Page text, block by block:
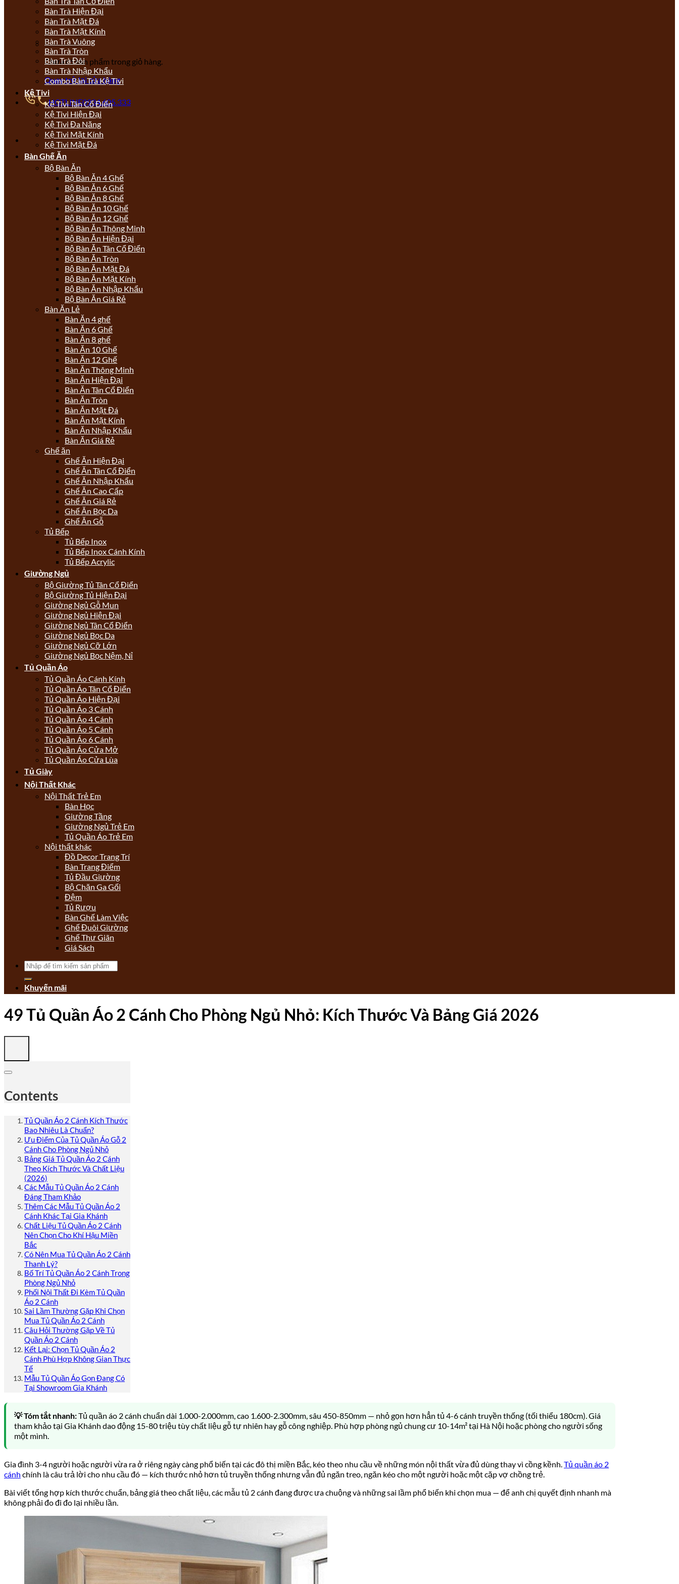
Chưa có sản phẩm trong giỏ hàng.
Quay trở lại cửa hàng
HOTLINE0934.605.333
Bàn Trà Hiện Đại
Bàn Trà Mặt Đá
Bàn Trà Mặt Kính
Bàn Trà Vuông
Bàn Trà Tròn
Bàn Trà Đôi
Bàn Trà Nhập Khẩu
Combo Bàn Trà Kệ Tivi
Kệ Tivi
Kệ Tivi Tân Cổ Điển
Kệ Tivi Hiện Đại
Kệ Tivi Đa Năng
Kệ Tivi Mặt Kính
Kệ Tivi Mặt Đá
Bàn Ghế Ăn
Bộ Bàn Ăn
Bộ Bàn Ăn 4 Ghế
Bộ Bàn Ăn 6 Ghế
Bộ Bàn Ăn 8 Ghế
Bộ Bàn Ăn 10 Ghế
Bộ Bàn Ăn 12 Ghế
Bộ Bàn Ăn Thông Minh
Bộ Bàn Ăn Hiện Đại
Bộ Bàn Ăn Tân Cổ Điển
Bộ Bàn Ăn Tròn
Bộ Bàn Ăn Mặt Đá
Bộ Bàn Ăn Mặt Kính
Bộ Bàn Ăn Nhập Khẩu
Bộ Bàn Ăn Giá Rẻ
Bàn Ăn Lẻ
Bàn Ăn 4 ghế
Bàn Ăn 6 Ghế
Bàn Ăn 8 ghế
Bàn Ăn 10 Ghế
Bàn Ăn 12 Ghế
Bàn Ăn Thông Minh
Bàn Ăn Hiện Đại
Bàn Ăn Tân Cổ Điển
Bàn Ăn Tròn
Bàn Ăn Mặt Đá
Bàn Ăn Mặt Kính
Bàn Ăn Nhập Khẩu
Bàn Ăn Giá Rẻ
Ghế ăn
Ghế Ăn Hiện Đại
Ghế Ăn Tân Cổ Điển
Ghế Ăn Nhập Khẩu
Ghế Ăn Cao Cấp
Ghế Ăn Giá Rẻ
Ghế Ăn Bọc Da
Ghế Ăn Gỗ
Tủ Bếp
Tủ Bếp Inox
Tủ Bếp Inox Cánh Kính
Tủ Bếp Acrylic
Giường Ngủ
Bộ Giường Tủ Tân Cổ Điển
Bộ Giường Tủ Hiện Đại
Giường Ngủ Gỗ Mun
Giường Ngủ Hiện Đại
Giường Ngủ Tân Cổ Điển
Giường Ngủ Bọc Da
Giường Ngủ Cỡ Lớn
Giường Ngủ Bọc Nệm, Nỉ
Tủ Quần Áo
Tủ Quần Áo Cánh Kính
Tủ Quần Áo Tân Cổ Điển
Tủ Quần Áo Hiện Đại
Tủ Quần Áo 3 Cánh
Tủ Quần Áo 4 Cánh
Tủ Quần Áo 5 Cánh
Tủ Quần Áo 6 Cánh
Tủ Quần Áo Cửa Mở
Tủ Quần Áo Cửa Lùa
Tủ Giày
Nội Thất Khác
Nội Thất Trẻ Em
Bàn Học
Giường Tầng
Giường Ngủ Trẻ Em
Tủ Quần Áo Trẻ Em
Nội thất khác
Đồ Decor Trang Trí
Bàn Trang Điểm
Tủ Đầu Giường
Bộ Chăn Ga Gối
Đệm
Tủ Rượu
Bàn Ghế Làm Việc
Ghế Đuôi Giường
Ghế Thư Giãn
Giá Sách
Tìm
kiếm:
Khuyến mãi
49 Tủ Quần Áo 2 Cánh Cho Phòng Ngủ Nhỏ: Kích Thước Và Bảng Giá 2026
Contents
Tủ Quần Áo 2 Cánh Kích Thước
Bao Nhiêu Là Chuẩn?
Ưu Điểm Của Tủ Quần Áo Gỗ 2
Cánh Cho Phòng Ngủ Nhỏ
Bảng Giá Tủ Quần Áo 2 Cánh
Theo Kích Thước Và Chất Liệu
(2026)
Các Mẫu Tủ Quần Áo 2 Cánh
Đáng Tham Khảo
Thêm Các Mẫu Tủ Quần Áo 2
Cánh Khác Tại Gia Khánh
Chất Liệu Tủ Quần Áo 2 Cánh
Nên Chọn Cho Khí Hậu Miền
Bắc
Có Nên Mua Tủ Quần Áo 2 Cánh
Thanh Lý?
Bố Trí Tủ Quần Áo 2 Cánh Trong
Phòng Ngủ Nhỏ
Phối Nội Thất Đi Kèm Tủ Quần
Áo 2 Cánh
Sai Lầm Thường Gặp Khi Chọn
Mua Tủ Quần Áo 2 Cánh
Câu Hỏi Thường Gặp Về Tủ
Quần Áo 2 Cánh
Kết Lại: Chọn Tủ Quần Áo 2
Cánh Phù Hợp Không Gian Thực
Tế
Mẫu Tủ Quần Áo Gọn Đang Có
Tại Showroom Gia Khánh
💡 Tóm tắt nhanh:Tủ quần áo 2 cánh chuẩn dài 1.000-2.000mm, cao 1.600-2.300mm, sâu 450-850mm — nhỏ gọn hơn hẳn tủ 4-6 cánh truyền thống (tối thiểu 180cm). Giá
tham khảo tại Gia Khánh dao động 15-80 triệu tùy chất liệu gỗ tự nhiên hay gỗ công nghiệp. Phù hợp phòng ngủ chung cư 10-14m² tại Hà Nội hoặc phòng cho người sống
một mình.
Gia đình 3-4 người hoặc người vừa ra ở riêng ngày càng phổ biến tại các đô thị miền Bắc, kéo theo nhu cầu về những món nội thất vừa đủ dùng thay vì cồng kềnh.Tủ quần áo 2
cánh chính là câu trả lời cho nhu cầu đó — kích thước nhỏ hơn tủ truyền thống nhưng vẫn đủ ngăn treo, ngăn kéo cho một người hoặc một cặp vợ chồng trẻ.
Bài viết tổng hợp kích thước chuẩn, bảng giá theo chất liệu, các mẫu tủ 2 cánh đang được ưa chuộng và những sai lầm phổ biến khi chọn mua — để anh chị quyết định nhanh mà
không phải đo đi đo lại nhiều lần.